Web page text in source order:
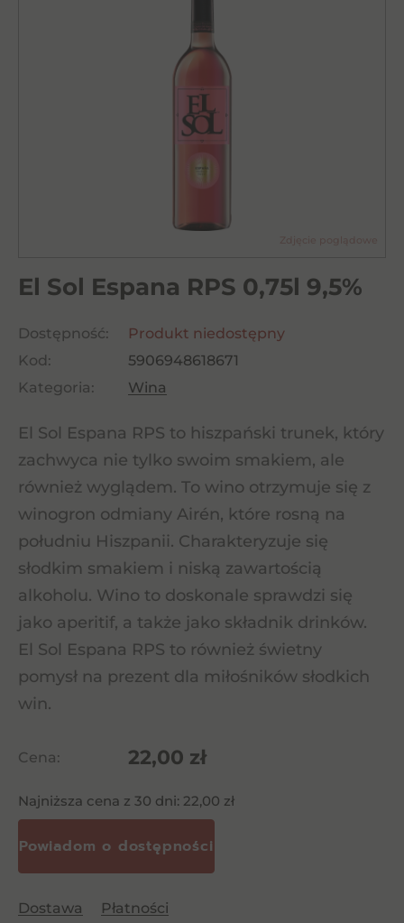
El Sol Espana RPS 0,75l 9,5%
Dostępność:
Produkt niedostępny
Kod:
5906948618671
Kategoria:
Wina
El Sol Espana RPS to hiszpański trunek, który
zachwyca nie tylko swoim smakiem, ale
również wyglądem. To wino otrzymuje się z
winogron odmiany Airén, które rosną na
południu Hiszpanii. Charakteryzuje się
słodkim smakiem i niską zawartością
alkoholu. Wino to doskonale sprawdzi się
jako aperitif, a także jako składnik drinków.
El Sol Espana RPS to również świetny
pomysł na prezent dla miłośników słodkich
win.
Cena: 22,00 zł
Najniższa cena z 30 dni: 22,00 zł
Dostawa Płatności